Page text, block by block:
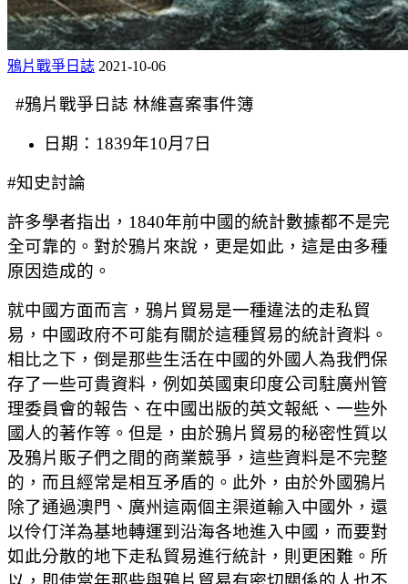
鴉片戰爭日誌 2021-10-06
#鴉片戰爭日誌 林維喜案事件簿
日期：1839年10月7日
#知史討論
許多學者指出，1840年前中國的統計數據都不是完
全可靠的。對於鴉片來說，更是如此，這是由多種
原因造成的。
就中國方面而言，鴉片貿易是一種違法的走私貿
易，中國政府不可能有關於這種貿易的統計資料。
相比之下，倒是那些生活在中國的外國人為我們保
存了一些可貴資料，例如英國東印度公司駐廣州管
理委員會的報告、在中國出版的英文報紙、一些外
國人的著作等。但是，由於鴉片貿易的秘密性質以
及鴉片販子們之間的商業競爭，這些資料是不完整
的，而且經常是相互矛盾的。此外，由於外國鴉片
除了通過澳門、廣州這兩個主渠道輸入中國外，還
以伶仃洋為基地轉運到沿海各地進入中國，而要對
如此分散的地下走私貿易進行統計，則更困難。所